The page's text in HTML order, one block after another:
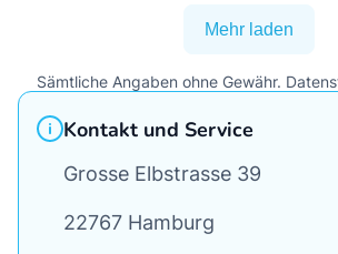
Mehr laden
Sämtliche Angaben ohne Gewähr.
Kontakt und Service
Grosse Elbstrasse 39
22767 Hamburg